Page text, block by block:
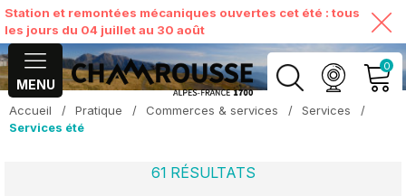
Station et remontées mécaniques ouvertes cet été : tous
les jours du 04 juillet au 30 août
MENU
0
MON COMPTE
VOIR MON PANIER
Accueil / Pratique / Commerces & services / Services
/
Services été
61 RÉSULTATS